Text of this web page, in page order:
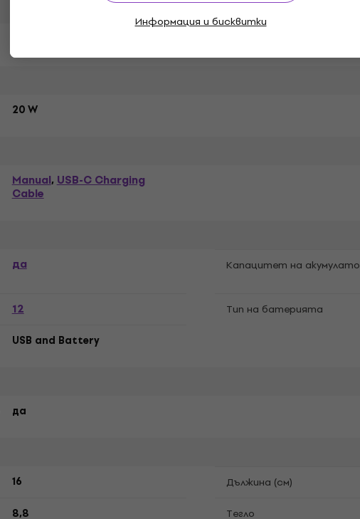
Информация и бисквитки
20 W
Manual,USB-C Charging
Cable
да Капацитет на
12
Tип на батерията
USB and Battery
да
16
Дължина (см)
8,8 Tегло